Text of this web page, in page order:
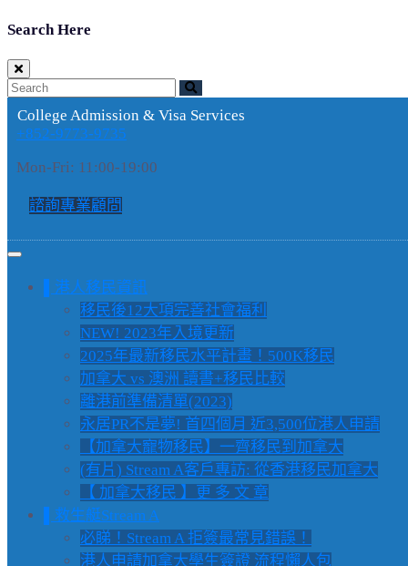
Search Here
College Admission & Visa Services
+852-9773-9735
Mon-Fri: 11:00-19:00
諮詢專業顧問
▌港人移民資訊
移民後12大項完善社會福利
NEW! 2023年入境更新
2025年最新移民水平計畫！500K移民
加拿大 vs 澳洲 讀書+移民比較
離港前準備清單(2023)
永居PR不是夢! 首四個月 近3,500位港人申請
【加拿大寵物移民】一齊移民到加拿大
(有片) Stream A客戶專訪: 從香港移民加拿大
【 加拿大移民 】更 多 文 章
▌救生艇Stream A
必睇！Stream A 拒簽最常見錯誤！
港人申請加拿大學生簽證 流程懶人包